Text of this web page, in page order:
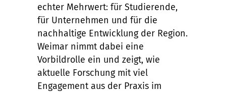
echter Mehrwert: für Studierende,
für Unternehmen und für die
nachhaltige Entwicklung der Region.
Weimar nimmt dabei eine
Vorbildrolle ein und zeigt, wie
aktuelle Forschung mit viel
Engagement aus der Praxis im